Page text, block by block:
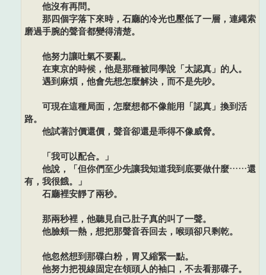
他沒有再問。
那四個字落下來時，石廳的冷光也壓低了一層，連繩索
磨過手腕的聲音都變得清楚。
他努力讓吐氣不要亂。
在東京的時候，他是那種被同學說「太認真」的人。
遇到麻煩，他會先想怎麼解決，而不是先吵。
可現在這種局面，怎麼想都不像能用「認真」換到活
路。
他試著討價還價，聲音卻還是乖得不像威脅。
「我可以配合。」
他說，「但你們至少先讓我知道我到底要做什麼……還
有，我很餓。」
石廳裡安靜了兩秒。
那兩秒裡，他聽見自己肚子真的叫了一聲。
他臉頰一熱，想把那聲音吞回去，喉頭卻只剩乾。
他忽然想到那碟白粉，胃又縮緊一點。
他努力把視線固定在領頭人的袖口，不去看那碟子。